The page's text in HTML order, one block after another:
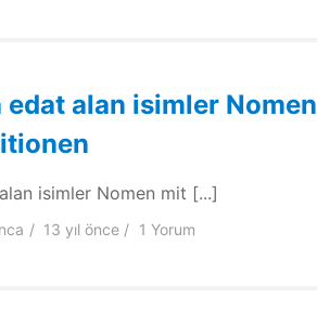
edat alan isimler Nomen
isimler Nomen mit [...]
13 yılönce 1 Yorum